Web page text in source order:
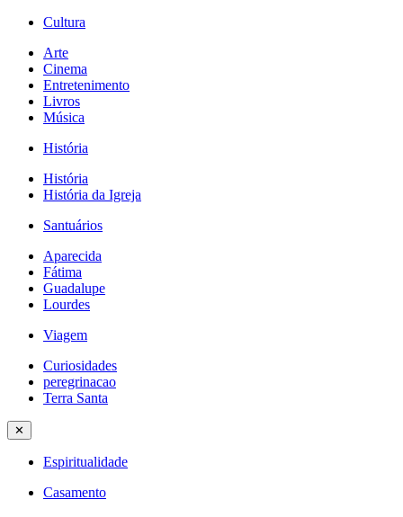
Cultura
Arte
Cinema
Entretenimento
Livros
Música
História
História
História da Igreja
Santuários
Aparecida
Fátima
Guadalupe
Lourdes
Viagem
Curiosidades
peregrinacao
Terra Santa
✕
Espiritualidade
Casamento